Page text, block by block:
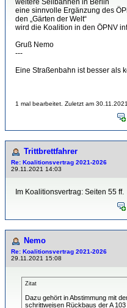
weitere Seilbahnen in Berlin
eine sinnvolle Ergänzung des
den „Gärten der Welt“
wird die Koalition in den ÖPNV
Gruß Nemo
---
Eine Straßenbahn ist besser als
1 mal bearbeitet. Zuletzt am
Trittbrettfahrer
Re: Koalitionsvertrag 2021-2026
29.11.2021 14:03
Im Koalitionsvertrag: Seiten 55 ff.
Nemo
Re: Koalitionsvertrag 2021-2026
29.11.2021 15:08
Zitat
Dazu gehört in Abstimmung mit
schrittweisen Rückbaus der A 103